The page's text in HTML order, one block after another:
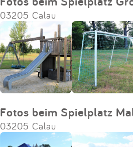
03205 Calau
Fotos beim Spielplatz
03205 Calau